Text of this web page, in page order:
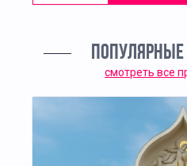
ПОПУЛЯРНЫЕ
смотреть все